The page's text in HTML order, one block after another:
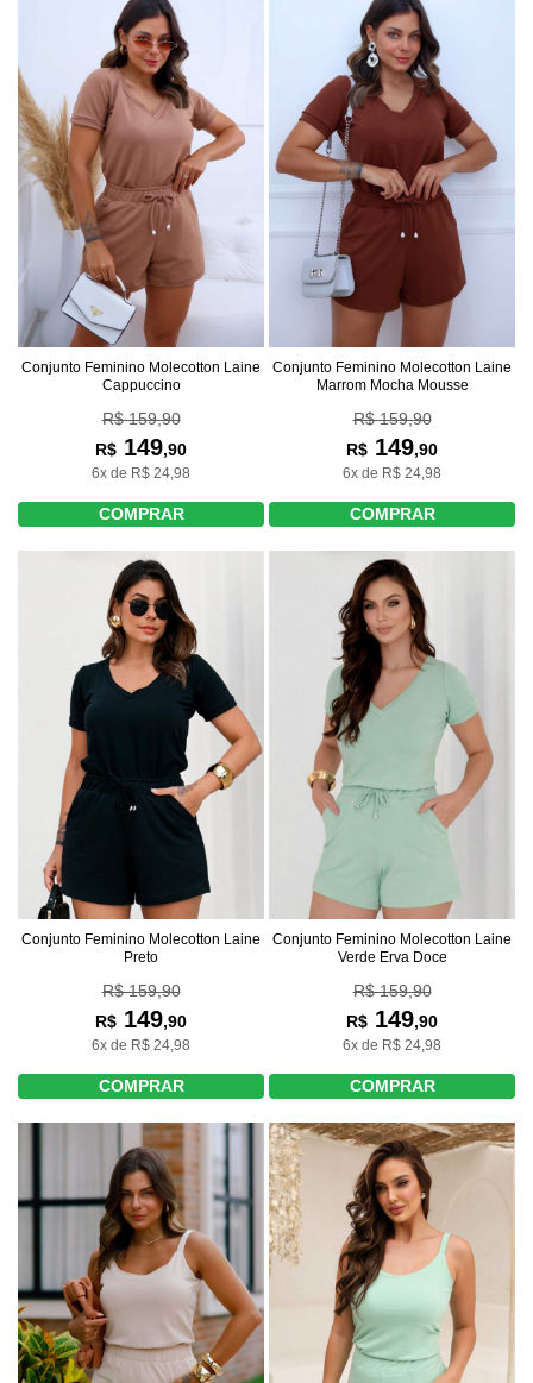
Conjunto Feminino Molecotton Laine
Cappuccino
R$ 159,90
R$ 149,90
6x de R$ 24,98
COMPRAR
Conjunto Feminino Molecotton Laine
Marrom Mocha Mousse
R$ 159,90
R$ 149,90
6x de R$ 24,98
COMPRAR
Conjunto Feminino Molecotton Laine
Preto
R$ 159,90
R$ 149,90
6x de R$ 24,98
COMPRAR
Conjunto Feminino Molecotton Laine
Verde Erva Doce
R$ 159,90
R$ 149,90
6x de R$ 24,98
COMPRAR